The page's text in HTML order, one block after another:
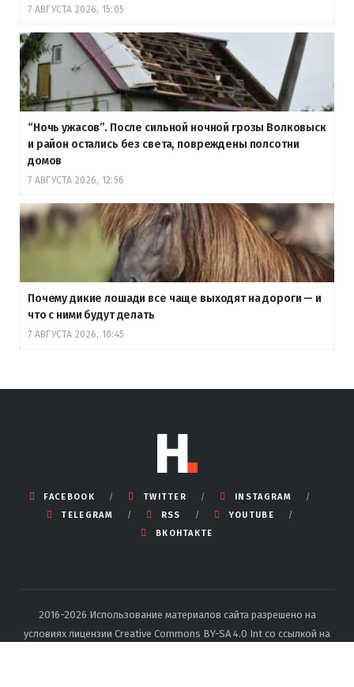
7 АВГУСТА 2026, 15:05
“Ночь ужасов”. После сильной ночной грозы Волковыск
и район остались без света, повреждены полсотни
домов
7 АВГУСТА 2026, 12:56
Почему дикие лошади все чаще выходят на дороги — и
что с ними будут делать
7 АВГУСТА 2026, 10:45
FACEBOOK TWITTER
INSTAGRAM
TELEGRAM
RSS
YOUTUBE
ВКОНТАКТЕ
2016-2026 Использование материалов сайта разрешено на
условиях лицензии Creative Commons BY-SA 4.0 Int со ссылкой на